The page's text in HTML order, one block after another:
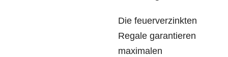
Die feuerverzinkten
Regale garantieren
maximalen